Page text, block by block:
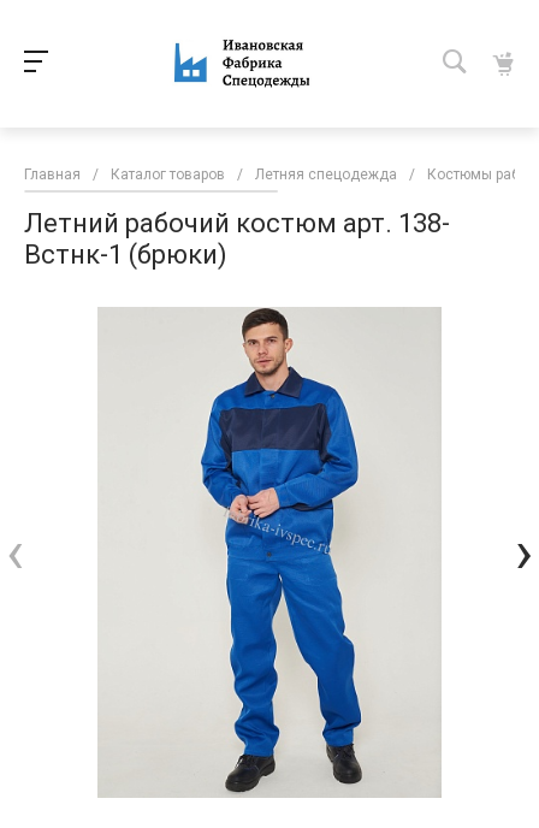
Главная / Каталог товаров / Летняя спецодежда / Костюмы
Летний рабочий костюм арт. 138-
Встнк-1 (брюки)
‹ ›